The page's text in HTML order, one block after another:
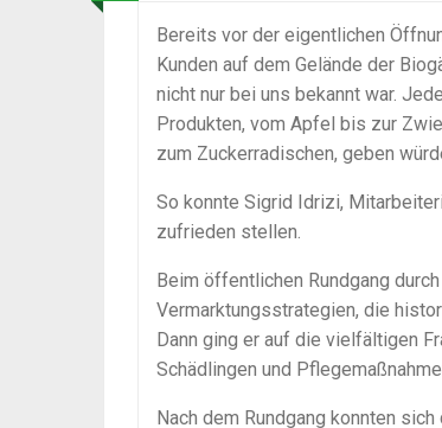
Bereits vor der eigentlichen
Kunden auf dem Gelände der
nicht nur bei uns bekannt war.
Produkten, vom Apfel bis zur
zum Zuckerradischen, geben
So konnte Sigrid Idrizi,
zufrieden stellen.
Beim öffentlichen Rundgang
Vermarktungsstrategien, die
Dann ging er auf die vielfältigen
Schädlingen und
Nach dem Rundgang konnten